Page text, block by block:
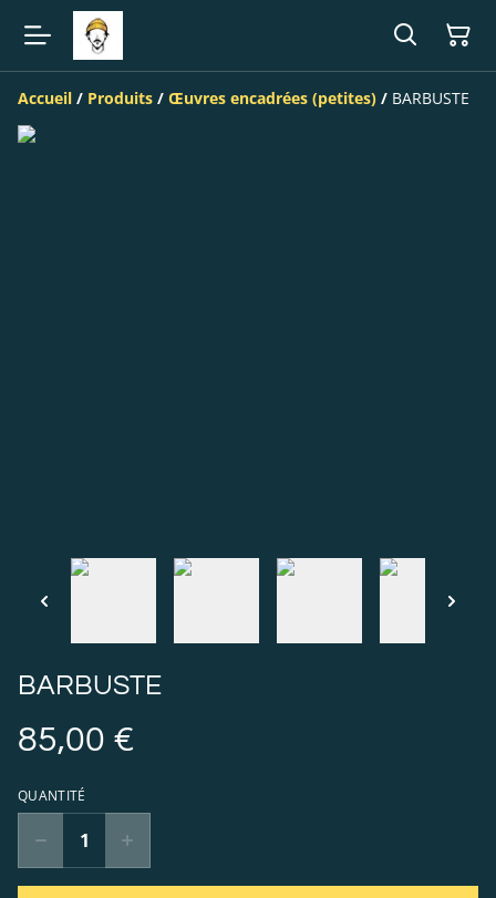
Accueil / Produits / Œuvres encadrées (petites) / BARBUSTE
BARBUSTE
85,00 €
QUANTITÉ